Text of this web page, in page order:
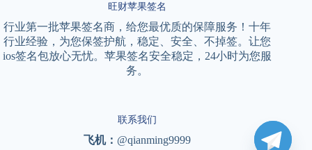
旺财苹果签名
行业第一批苹果签名商，给您最优质的保障服务！十年
行业经验，为您保签护航，稳定、安全、不掉签。让您
ios签名包放心无忧。苹果签名安全稳定，24小时为您服
务。
联系我们
飞机： @qianming9999